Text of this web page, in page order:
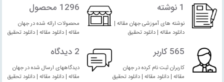
1 نوشته
نوشته های آموزشی جهان مقاله |
دانلود مقاله | دانلود تحقیق
1296 محصول
محصولات ارائه شده در جهان
مقاله | دانلود مقاله | دانلود تحقیق
565 کاربر
کاربران ثبت نام کرده در جهان
مقاله | دانلود مقاله | دانلود تحقیق
2 دیدگاه
دیدگاههای ارسال شده در جهان
مقاله | دانلود مقاله | دانلود تحقیق